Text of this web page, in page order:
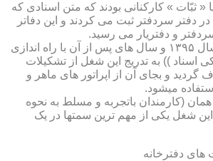
« ثبّات » کارکنانی بودند که متن اسنادی که
دفتر سردفتر ثبت می کردند و این دفاتر
و دفتریار می رسید.
از سال های ۱۳۹۲ تا سال ۱۳۹۵ و سال های پس از آن با راه اندازی
اسناد )) به تدریج این شغل از تشکیلات
گردید و بجای آن از اپراتور های ماهر و
میشود.
(کارمندان باتجربه و مسلط به نحوه
شغل یکی از مهم ترین سمتها در یک
دفترخانه